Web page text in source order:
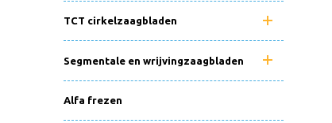
TCT cirkelzaagbladen
Segmentale en wrijvingzaagbladen
Alfa frezen